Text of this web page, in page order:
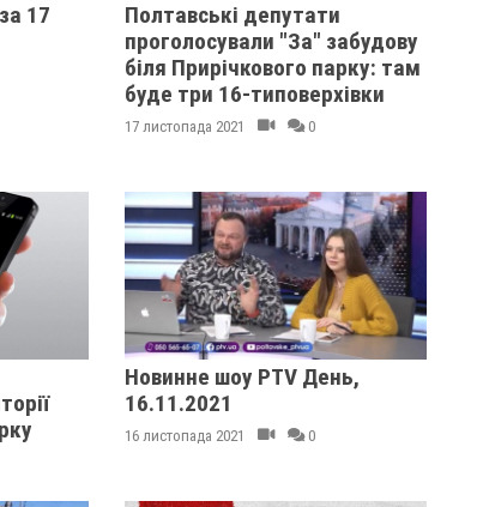
17
Полтавські депутати
проголосували "За" забудову
біля Прирічкового парку: там
буде три 16-типоверхівки
17 листопада 2021 0
Новинне шоу PTV День,
16.11.2021
16 листопада 2021 0